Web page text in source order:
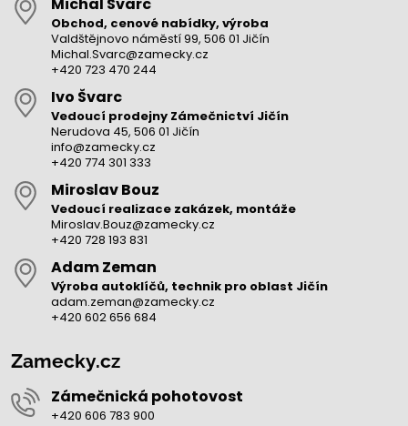
Michal Švarc
Obchod, cenové nabídky, výroba
Valdštějnovo náměstí 99, 506 01 Jičín
Michal.Svarc@zamecky.cz
+420 723 470 244
Ivo Švarc
Vedoucí prodejny Zámečnictví Jičín
Nerudova 45, 506 01 Jičín
info@zamecky.cz
+420 774 301 333
Miroslav Bouz
Vedoucí realizace zakázek, montáže
Miroslav.Bouz@zamecky.cz
+420 728 193 831
Adam Zeman
Výroba autoklíčů, technik pro oblast Jičín
adam.zeman@zamecky.cz
+420 602 656 684
Zamecky.cz
Zámečnická pohotovost
+420 606 783 900